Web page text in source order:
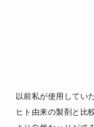
以前私が使用していた
ヒト由来の製剤と比